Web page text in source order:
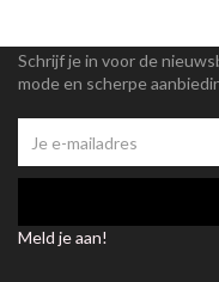
Schrijf je in voor de
mode en scherpe
Meld je aan!